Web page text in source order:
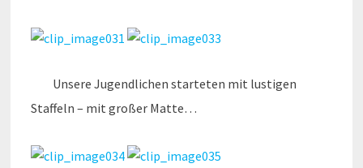
Unsere Jugendlichen starteten mit lustigen
Staffeln – mit großer Matte…